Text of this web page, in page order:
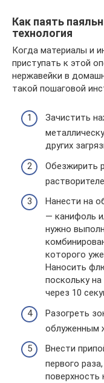
Как паять
технология
Когда материалы и
приступать к этой
нержавейки в
такой пошаговой
Зачистить
других
Обезжирить
Нанести на
— канифоль
нужно
которого
Наносить
поскольку
через 10
Разогреть
облуженным
Внести
первого
поверхность